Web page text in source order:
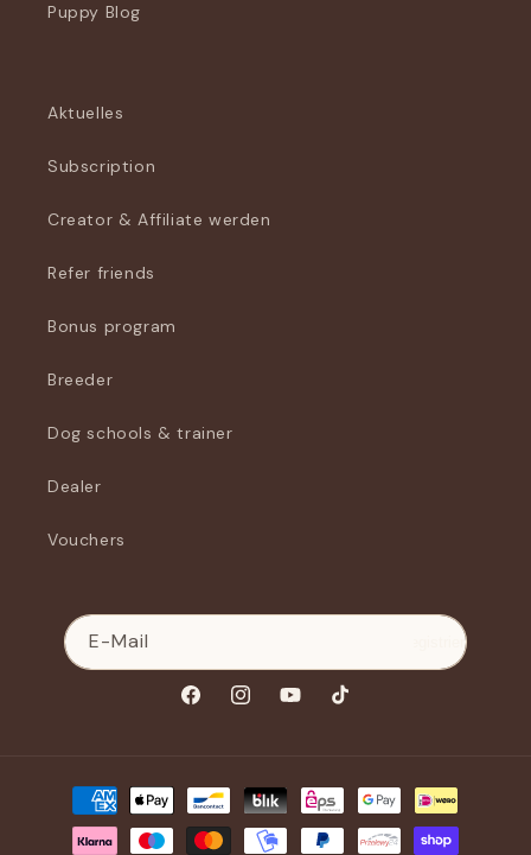
Puppy Blog
Aktuelles
Subscription
Creator & Affiliate werden
Refer friends
Bonus program
Breeder
Dog schools & trainer
Dealer
Vouchers
E-Mail Registrieren
FacebookInstagramYouTubeTikTok
Zahlungsmethoden